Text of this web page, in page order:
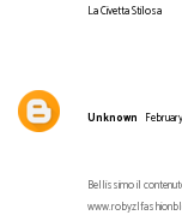
La Civetta Stilosa
Unknown
Bellissimo il